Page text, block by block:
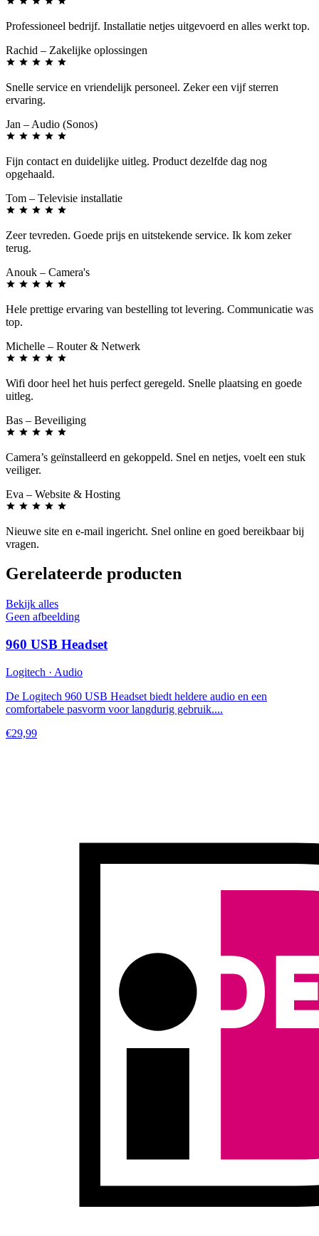
Professioneel bedrijf. Installatie netjes uitgevoerd en alles werkt top.
Rachid – Zakelijke oplossingen
Snelle service en vriendelijk personeel. Zeker een vijf sterren
ervaring.
Jan – Audio (Sonos)
Fijn contact en duidelijke uitleg. Product dezelfde dag nog
opgehaald.
Tom – Televisie installatie
Zeer tevreden. Goede prijs en uitstekende service. Ik kom zeker
terug.
Anouk – Camera's
Hele prettige ervaring van bestelling tot levering. Communicatie was
top.
Michelle – Router & Netwerk
Wifi door heel het huis perfect geregeld. Snelle plaatsing en goede
uitleg.
Bas – Beveiliging
Camera’s geïnstalleerd en gekoppeld. Snel en netjes, voelt een stuk
veiliger.
Eva – Website & Hosting
Nieuwe site en e-mail ingericht. Snel online en goed bereikbaar bij
vragen.
Gerelateerde producten
Bekijk alles
Geen afbeelding
960 USB Headset
Logitech · Audio
De Logitech 960 USB Headset biedt heldere audio en een
comfortabele pasvorm voor langdurig gebruik....
€29,99